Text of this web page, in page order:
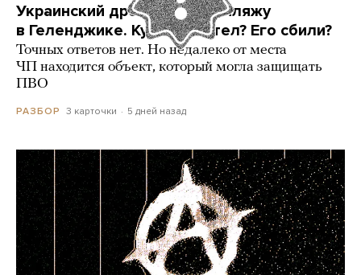
Украинский дрон попал по пляжу
в Геленджике. Куда он летел? Его сбили?
Точных ответов нет. Но недалеко от места
ЧП находится объект, который могла защищать
ПВО
РАЗБОР 3 карточки 5 дней назад